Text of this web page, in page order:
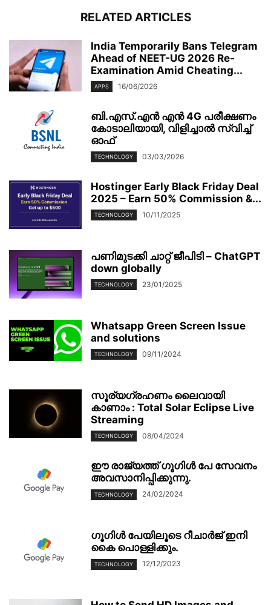
RELATED ARTICLES
India Temporarily Bans Telegram
Ahead of NEET-UG 2026 Re-
Examination Amid Cheating...
APPS 16/06/2026
ബി.എസ്.എൻ എൻ 4G പരീക്ഷണം
കോടാലിയായി, വിളിച്ചാൽ സ്വിച്ച്
ഓഫ്
TECHNOLOGY 03/03/2026
Hostinger Early Black Friday Deal
2025 – Earn 50% Commission &...
TECHNOLOGY 10/11/2025
പണിമുടക്കി ചാറ്റ് ജീപിടി – ChatGPT
down globally
TECHNOLOGY 23/01/2025
Whatsapp Green Screen Issue
and solutions
TECHNOLOGY 09/11/2024
സൂര്യഗ്രഹണം ലൈവായി
കാണാം : Total Solar Eclipse Live
Streaming
TECHNOLOGY 08/04/2024
ഈ രാജ്യത്ത് ഗൂഗിൾ പേ സേവനം
അവസാനിപ്പിക്കുന്നു.
TECHNOLOGY 24/02/2024
ഗൂഗിള്‍ പേയിലൂടെ റീചാര്‍ജ് ഇനി
കൈ പൊള്ളിക്കും.
TECHNOLOGY 12/12/2023